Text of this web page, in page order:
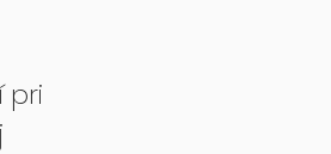
pri